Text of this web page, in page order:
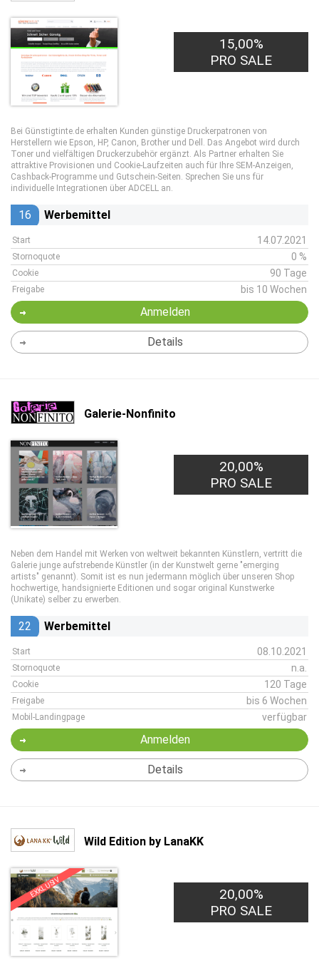
15,00%
PRO SALE
Bei Günstigtinte.de erhalten Kunden günstige Druckerpatronen von
Herstellern wie Epson, HP, Canon, Brother und Dell. Das Angebot wird durch
Toner und vielfältigen Druckerzubehör ergänzt. Als Partner erhalten Sie
attraktive Provisionen und Cookie-Laufzeiten auch für Ihre SEM-Anzeigen,
Cashback-Programme und Gutschein-Seiten. Sprechen Sie uns für
individuelle Integrationen über ADCELL an.
16 Werbemittel
Start 14.07.2021
Stornoquote 0 %
Cookie 90 Tage
Freigabe bis 10 Wochen
Anmelden
Details
Galerie-Nonfinito
20,00%
PRO SALE
Neben dem Handel mit Werken von weltweit bekannten Künstlern, vertritt die
Galerie junge aufstrebende Künstler (in der Kunstwelt gerne "emerging
artists" genannt). Somit ist es nun jedermann möglich über unseren Shop
hochwertige, handsignierte Editionen und sogar original Kunstwerke
(Unikate) selber zu erwerben.
22 Werbemittel
Start 08.10.2021
Stornoquote n.a.
Cookie 120 Tage
Freigabe bis 6 Wochen
Mobil-Landingpage verfügbar
Anmelden
Details
Wild Edition by LanaKK
EXKLUSIV
20,00%
PRO SALE